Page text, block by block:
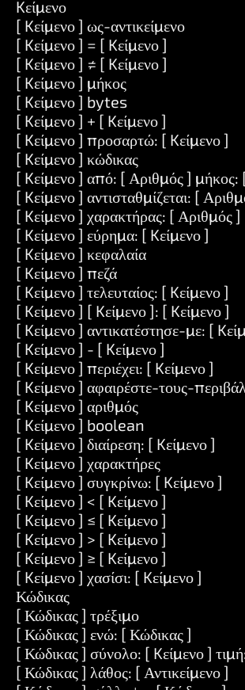
Kείμενο
[ Kείμενο ] ως-αντικείμενο
[ Kείμενο ] = [ Kείμενο ]
[ Kείμενο ] ≠ [ Kείμενο ]
[ Kείμενο ] μήκος
[ Kείμενο ] bytes
[ Kείμενο ] + [ Kείμενο ]
[ Kείμενο ] προσαρτώ: [ Kείμενο ]
[ Kείμενο ] κώδικας
[ Kείμενο ] από: [ Αριθμός ] μήκος:
[ Kείμενο ] αντισταθμίζεται: [
[ Kείμενο ] χαρακτήρας: [ Αριθμός ]
[ Kείμενο ] εύρημα: [ Kείμενο ]
[ Kείμενο ] κεφαλαία
[ Kείμενο ] πεζά
[ Kείμενο ] τελευταίος: [ Kείμενο ]
[ Kείμενο ] [ Kείμενο ]: [ Kείμενο ]
[ Kείμενο ] αντικατέστησε-με: [
[ Kείμενο ] - [ Kείμενο ]
[ Kείμενο ] περιέχει: [ Kείμενο ]
[ Kείμενο ] αφαιρέστε-τους-
[ Kείμενο ] αριθμός
[ Kείμενο ] boolean
[ Kείμενο ] διαίρεση: [ Kείμενο ]
[ Kείμενο ] χαρακτήρες
[ Kείμενο ] συγκρίνω: [ Kείμενο ]
[ Kείμενο ] < [ Kείμενο ]
[ Kείμενο ] ≤ [ Kείμενο ]
[ Kείμενο ] > [ Kείμενο ]
[ Kείμενο ] ≥ [ Kείμενο ]
[ Kείμενο ] χασίσι: [ Kείμενο ]
Κώδικας
[ Κώδικας ] τρέξιμο
[ Κώδικας ] ενώ: [ Κώδικας ]
[ Κώδικας ] σύνολο: [ Kείμενο ] τιμή:
[ Κώδικας ] λάθος: [ Αντικείμενο ]